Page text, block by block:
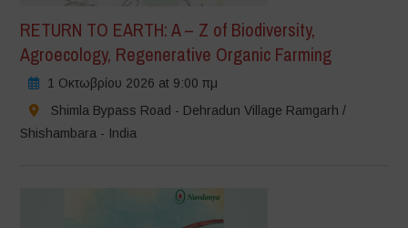
RETURN TO EARTH: A – Z of Biodiversity,
Agroecology, Regenerative Organic Farming
1 Οκτωβρίου 2026 at 9:00 πμ
Shimla Bypass Road - Dehradun Village Ramgarh /
Shishambara - India